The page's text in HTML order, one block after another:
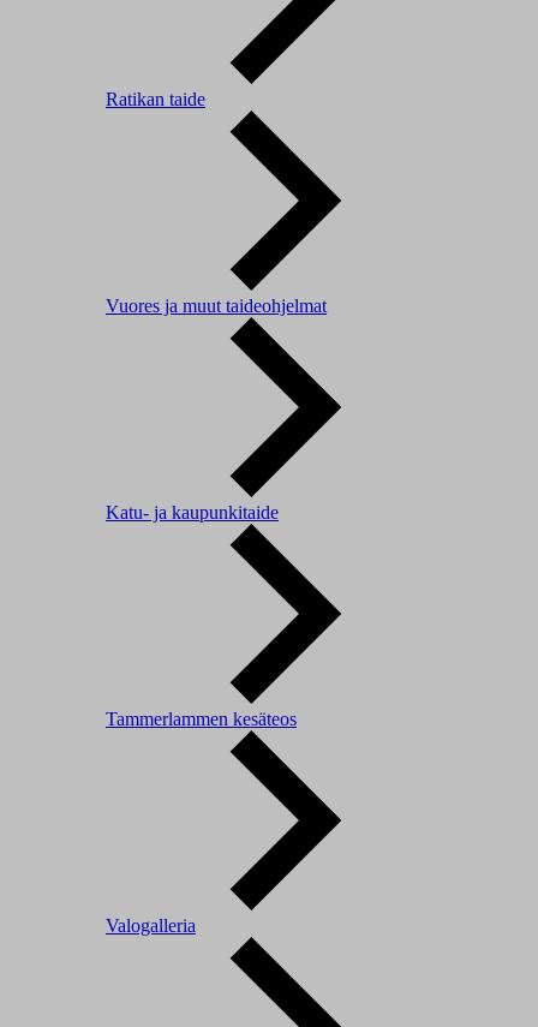
Ratikan taide
Vuores ja muut taideohjelmat
Katu- ja kaupunkitaide
Tammerlammen kesäteos
Valogalleria